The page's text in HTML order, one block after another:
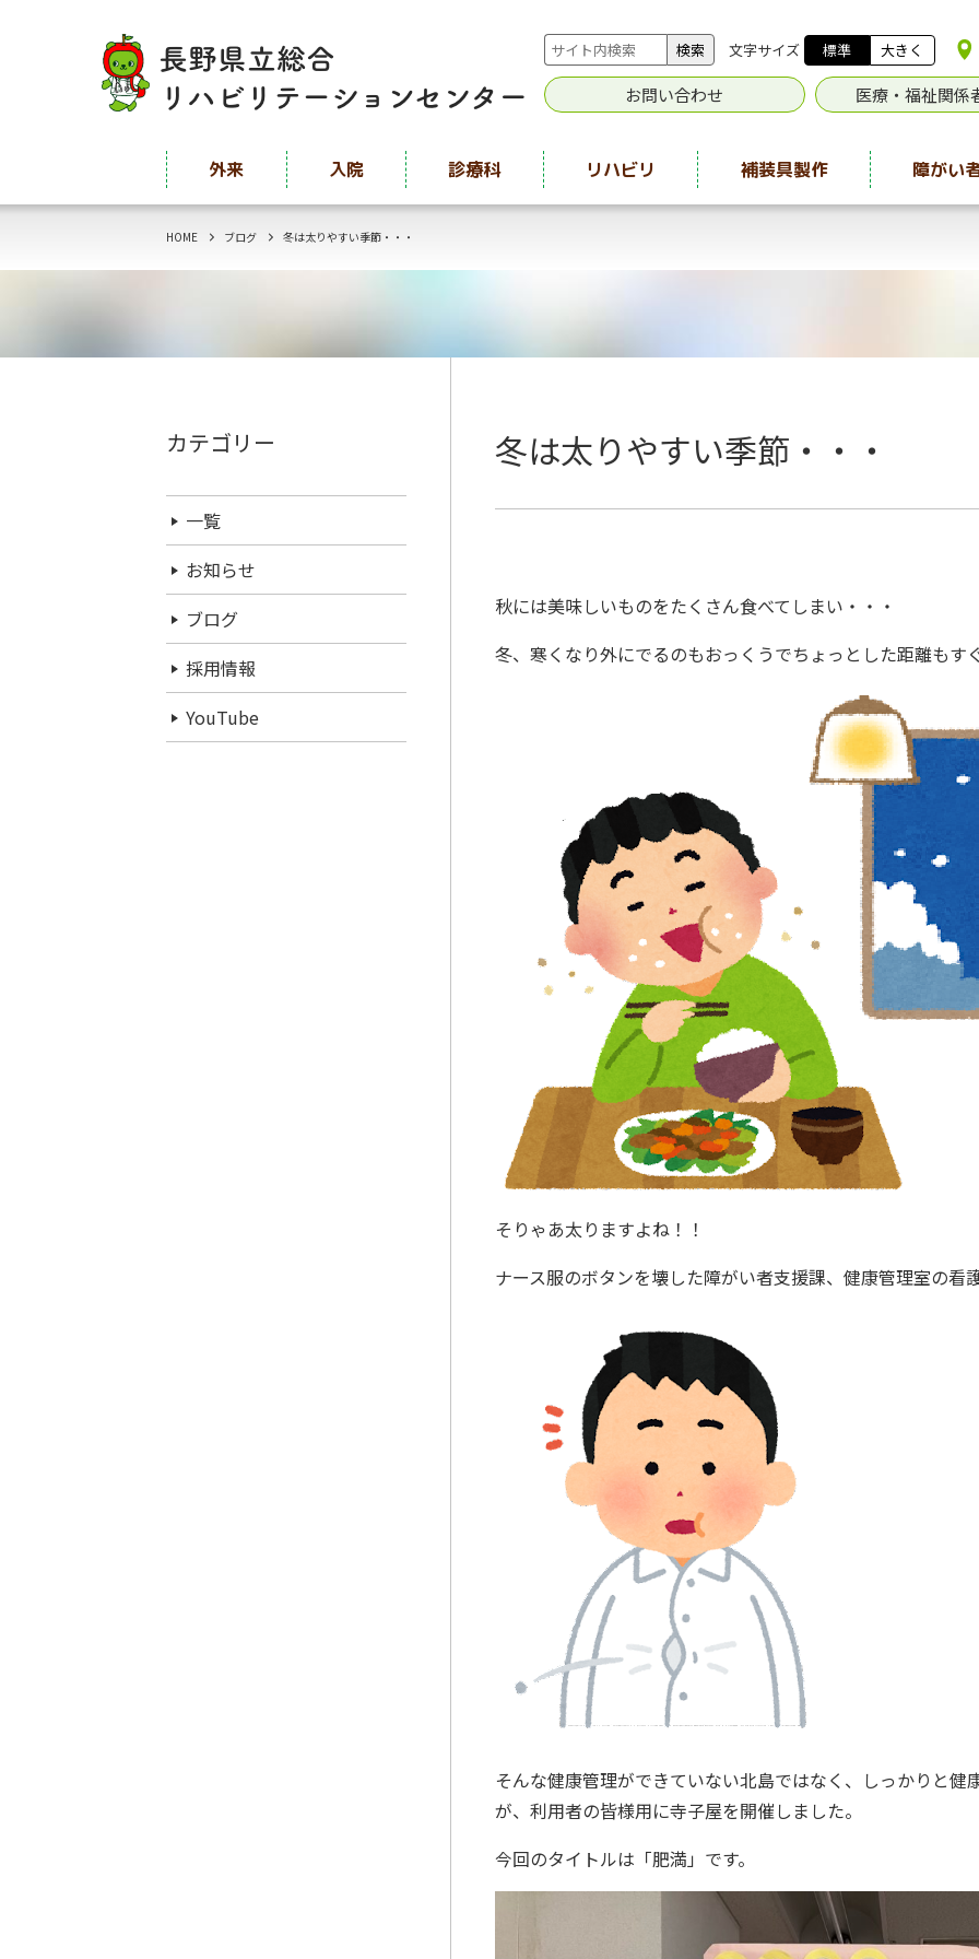
文字サイズ 標準 大きく
お問い合わせ 医療・福祉関係
外来 入院 診療科 リハビリ 補装具製作 障がい
HOME ブログ 冬は太りやすい季節・・・
冬は太りやすい季節・・・
秋には美味しいものをたくさん食べてしまい・・・
冬、寒くなり外にでるのもおっくうでちょっとした距離もす
そりゃあ太りますよね！！
ナース服のボタンを壊した障がい者支援課、健康管理室の看
そんな健康管理ができていない北島ではなく、しっかりと
が、利用者の皆様用に寺子屋を開催しました。
今回のタイトルは「肥満」です。
カテゴリー
一覧
お知らせ
ブログ
採用情報
YouTube